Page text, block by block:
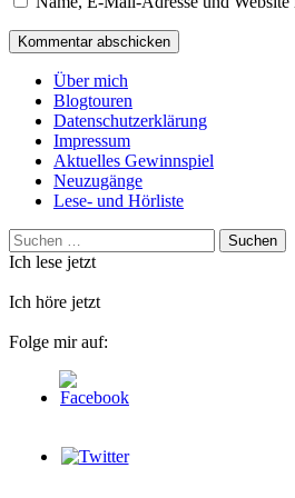
Über mich
Blogtouren
Datenschutzerklärung
Impressum
Aktuelles Gewinnspiel
Neuzugänge
Lese- und Hörliste
Suchen
nach:
Ich lese jetzt
Ich höre jetzt
Folge mir auf: